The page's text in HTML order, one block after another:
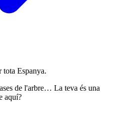
tota Espanya.
de l'arbre… La teva és una
aquí?